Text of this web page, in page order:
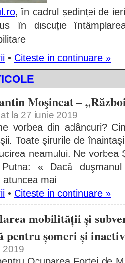
, în cadrul ședinței de
în discuție
• Citeste in continuare »
Moşincat –
la 27 iunie 2019
vorbea din adâncuri?
Toate şirurile de
neamului. Ne
« Dacă
atuncea mai
• Citeste in continuare »
mobilității și
pentru șomeri și
2019